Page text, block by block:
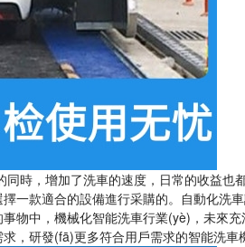
時，增加了洗車的速度，日常的收益也
擇一款適合的設備進行采購的。自動化洗
，機械化智能洗車行業(yè)，未來
求，研發(fā)更多符合用戶需求的智能洗車機